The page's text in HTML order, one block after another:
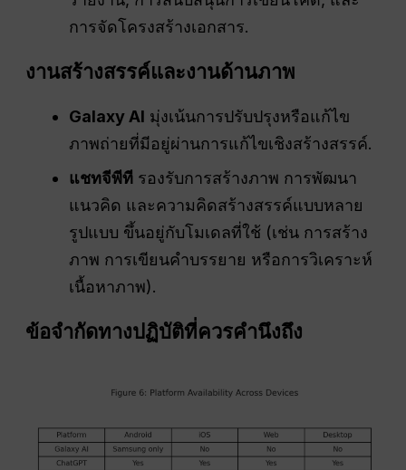
การจัดโครงสร้างเอกสาร.
งานสร้างสรรค์และงานด้านภาพ
Galaxy AI มุ่งเน้นการปรับปรุงหรือแก้ไข
ภาพถ่ายที่มีอยู่ผ่านการแก้ไขเชิงสร้างสรรค์.
แชทจีพีที รองรับการสร้างภาพ การพัฒนา
แนวคิด และความคิดสร้างสรรค์แบบหลาย
รูปแบบ ขึ้นอยู่กับโมเดลที่ใช้ (เช่น การสร้าง
ภาพ การเขียนคำบรรยาย หรือการวิเคราะห์
เนื้อหาภาพ).
ข้อจำกัดทางปฏิบัติที่ควรคำนึงถึง